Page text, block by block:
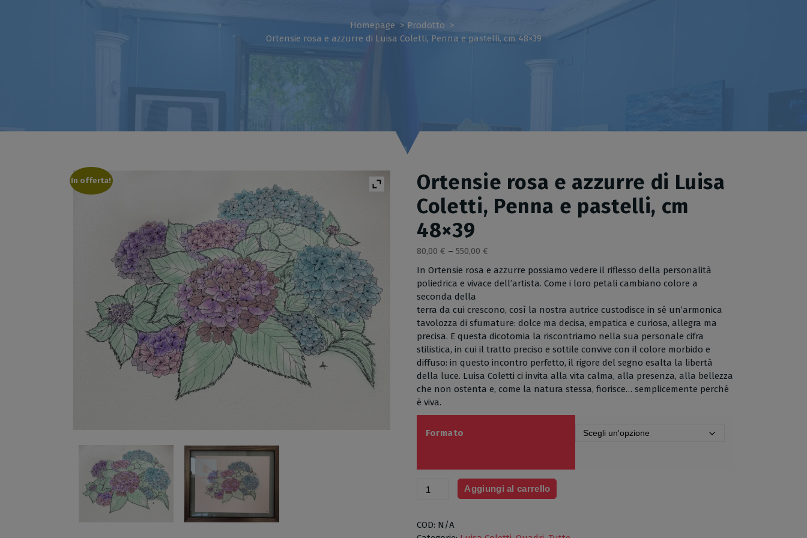
Homepage > Prodotto >
Ortensie rosa e azzurre di Luisa Coletti, Penna e pastelli, cm 48×39
In offerta!
Ortensie rosa e azzurre di Luisa
Coletti, Penna e pastelli, cm
48×39
80,00 € – 550,00 €
In Ortensie rosa e azzurre possiamo vedere il riflesso della personalità
poliedrica e vivace dell’artista. Come i loro petali cambiano colore a
seconda della
terra da cui crescono, così la nostra autrice custodisce in sé un’armonica
tavolozza di sfumature: dolce ma decisa, empatica e curiosa, allegra ma
precisa. E questa dicotomia la riscontriamo nella sua personale cifra
stilistica, in cui il tratto preciso e sottile convive con il colore morbido e
diffuso: in questo incontro perfetto, il rigore del segno esalta la libertà
della luce. Luisa Coletti ci invita alla vita calma, alla presenza, alla bellezza
che non ostenta e, come la natura stessa, fiorisce… semplicemente perché
è viva.
Formato
Ortensie
azzurre
Aggiungi al carrello
COD: N/A